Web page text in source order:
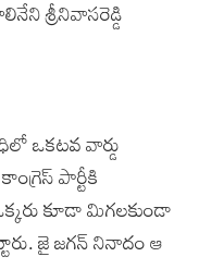
శ్రీనివాసరెడ్డి
ఒకటవ వార్డు
పార్టీకి
కూడా మిగలకుండా
‌జై జగన్‌ నినాదం ఆ